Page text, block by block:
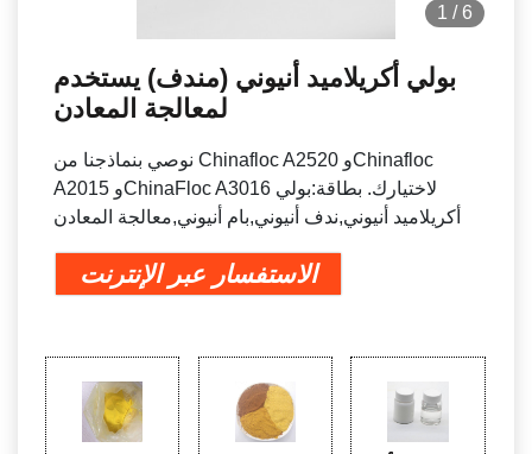
1 / 6
بولي أكريلاميد أنيوني (مندف) يستخدم
لمعالجة المعادن
نوصي بنماذجنا من Chinafloc A2520 وChinafloc
A2015 وChinaFloc A3016 لاختيارك. بطاقة:بولي
أكريلاميد أنيوني,ندف أنيوني,بام أنيوني,معالجة المعادن
الاستفسار عبر الإنترنت